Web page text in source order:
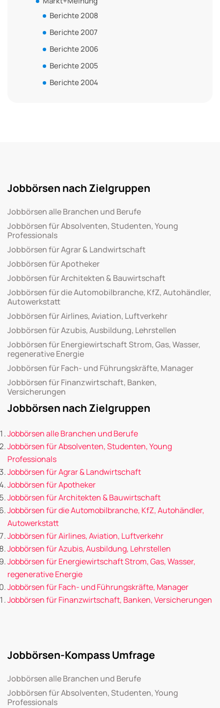
Berichte 2008
Berichte 2007
Berichte 2006
Berichte 2005
Berichte 2004
Jobbörsen nach Zielgruppen
Jobbörsen alle Branchen und Berufe
Jobbörsen für Absolventen, Studenten, Young
Professionals
Jobbörsen für Agrar & Landwirtschaft
Jobbörsen für Apotheker
Jobbörsen für Architekten & Bauwirtschaft
Jobbörsen für die Automobilbranche, KfZ, Autohändler,
Autowerkstatt
Jobbörsen für Airlines, Aviation, Luftverkehr
Jobbörsen für Azubis, Ausbildung, Lehrstellen
Jobbörsen für Energiewirtschaft Strom, Gas, Wasser,
regenerative Energie
Jobbörsen für Fach- und Führungskräfte, Manager
Jobbörsen für Finanzwirtschaft, Banken,
Versicherungen
Jobbörsen nach Zielgruppen
Jobbörsen alle Branchen und Berufe
Jobbörsen für Absolventen, Studenten, Young
Professionals
Jobbörsen für Agrar & Landwirtschaft
Jobbörsen für Apotheker
Jobbörsen für Architekten & Bauwirtschaft
Jobbörsen für die Automobilbranche, KfZ, Autohändler,
Autowerkstatt
Jobbörsen für Airlines, Aviation, Luftverkehr
Jobbörsen für Azubis, Ausbildung, Lehrstellen
Jobbörsen für Energiewirtschaft Strom, Gas, Wasser,
regenerative Energie
Jobbörsen für Fach- und Führungskräfte, Manager
Jobbörsen für Finanzwirtschaft, Banken, Versicherungen
Jobbörsen-Kompass Umfrage
Jobbörsen alle Branchen und Berufe
Jobbörsen für Absolventen, Studenten, Young
Professionals